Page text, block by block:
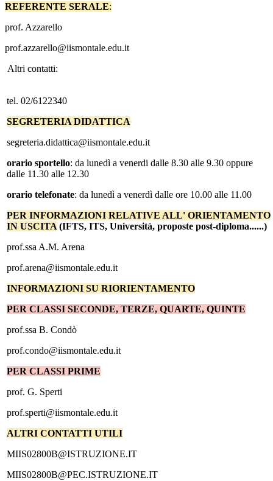
REFERENTE SERALE:
prof. Azzarello
prof.azzarello@iismontale.edu.it
Altri contatti:
tel. 02/6122340
SEGRETERIA DIDATTICA
segreteria.didattica@iismontale.edu.it
orario sportello: da lunedì a venerdi dalle 8.30 alle 9.30 oppure
dalle 11.30 alle 12.30
orario telefonate: da lunedì a venerdì dalle ore 10.00 alle 11.00
PER INFORMAZIONI RELATIVE ALL' ORIENTAMENTO
IN USCITA (IFTS, ITS, Università, proposte post-diploma......)
prof.ssa A.M. Arena
prof.arena@iismontale.edu.it
INFORMAZIONI SU RIORIENTAMENTO
PER CLASSI SECONDE, TERZE, QUARTE, QUINTE
prof.ssa B. Condò
prof.condo@iismontale.edu.it
PER CLASSI PRIME
prof. G. Sperti
prof.sperti@iismontale.edu.it
ALTRI CONTATTI UTILI
MIIS02800B@ISTRUZIONE.IT
MIIS02800B@PEC.ISTRUZIONE.IT